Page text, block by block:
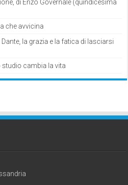
di Enzo Governale (quindicesima
che avvicina
la grazia e la fatica di lasciarsi
cambia la vita